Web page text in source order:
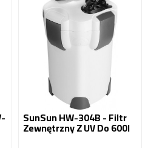
SunSun HW-304B - Filtr
Zewnętrzny Z UV Do 600l